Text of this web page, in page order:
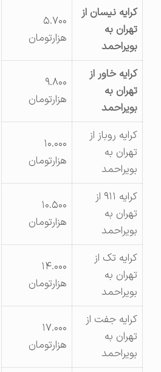
کرایه نیسان از
تهران به
بویراحمد
۵.۷۰۰
هزارتومان
کرایه خاور از
تهران به
بویراحمد
۹.۸۰۰
هزارتومان
کرایه روباز از
تهران به
بویراحمد
۱۰.۰۰۰
هزارتومان
کرایه ۹۱۱ از
تهران به
بویراحمد
۱۰.۵۰۰
هزارتومان
کرایه تک از
تهران به
بویراحمد
۱۴.۰۰۰
هزارتومان
کرایه جفت از
تهران به
بویراحمد
۱۷.۰۰۰
هزارتومان